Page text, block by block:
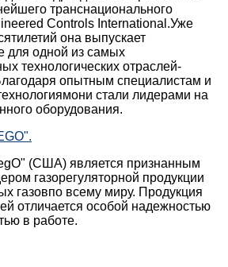
транснационального
Controls International.Уже
она выпускает
для одной из самых
технологических отраслей-
опытным специалистам и
стали лидерами на
оборудования.
(США) является признанным
газорегуляторной продукции
газовпо всему миру. Продукция
отличается особой надежностью
в работе.